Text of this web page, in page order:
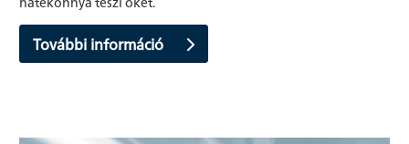
További információ